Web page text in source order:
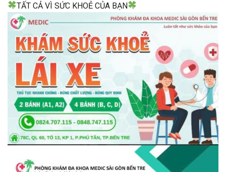
TẤT CẢ VÌ SỨC KHOẺ CỦA BẠN